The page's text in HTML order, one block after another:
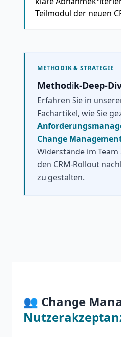
Teilmodul der neuen
METHODIK & STRATEGIE
Methodik-Deep-
Erfahren Sie in
Fachartikel, wie Sie
Change
Widerstände im
den CRM-Rollout
zu gestalten.
👥 Change